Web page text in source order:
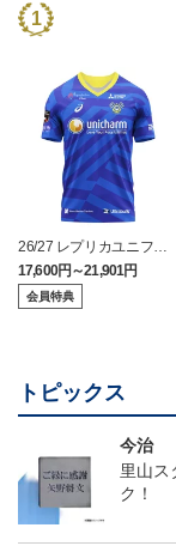
26/27 レプリカユニフォ
ーム(FP1st)
17,600円～21,901円
会員特典
トピックス
今治
里山ス
ク！